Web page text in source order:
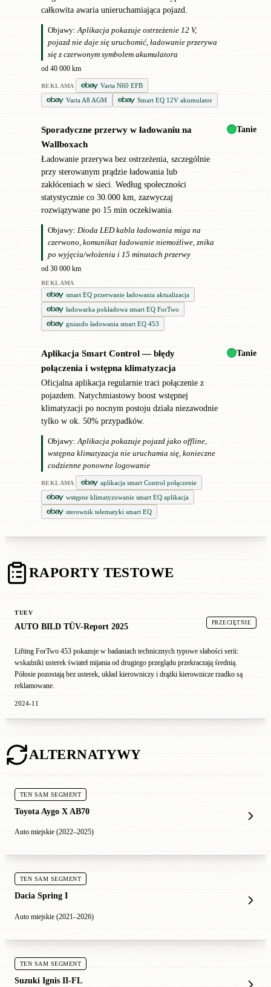
całkowita awaria unieruchamiająca pojazd.
Objawy: Aplikacja pokazuje ostrzeżenie 12 V,
pojazd nie daje się uruchomić, ładowanie przerywa
się z czerwonym symbolem akumulatora
od 40 000 km
REKLAMA
Varta N60 EFB
Varta A8 AGM
Smart EQ 12V akumulator
Sporadyczne przerwy w ładowaniu na
Wallboxach
Ładowanie przerywa bez ostrzeżenia, szczególnie
przy sterowanym prądzie ładowania lub
zakłóceniach w sieci. Według społeczności
statystycznie co 30.000 km, zazwyczaj
rozwiązywane po 15 min oczekiwania.
Objawy: Dioda LED kabla ładowania miga na
czerwono, komunikat ładowanie niemożliwe, znika
po wyjęciu/włożeniu i 15 minutach przerwy
od 30 000 km
REKLAMA
smart EQ przerwanie ładowania aktualizacja
ładowarka pokładowa smart EQ ForTwo
gniazdo ładowania smart EQ 453
Tanie
Aplikacja Smart Control — błędy
połączenia i wstępna klimatyzacja
Oficjalna aplikacja regularnie traci połączenie z
pojazdem. Natychmiastowy boost wstępnej
klimatyzacji po nocnym postoju działa niezawodnie
tylko w ok. 50% przypadków.
Objawy: Aplikacja pokazuje pojazd jako offline,
wstępna klimatyzacja nie uruchamia się, konieczne
codzienne ponowne logowanie
REKLAMA
aplikacja smart Control połączenie
wstępne klimatyzowanie smart EQ aplikacja
sterownik telematyki smart EQ
Tanie
RAPORTY TESTOWE
TUEV
AUTO BILD TÜV-Report 2025 PRZECIĘTNIE
Lifting ForTwo 453 pokazuje w badaniach technicznych typowe słabości serii:
wskaźniki usterek świateł mijania od drugiego przeglądu przekraczają średnią.
Półosie pozostają bez usterek, układ kierowniczy i drążki kierownicze rzadko są
reklamowane.
2024-11
ALTERNATYWY
TEN SAM SEGMENT
Toyota Aygo X AB70
Auto miejskie (2022–2025)
TEN SAM SEGMENT
Dacia Spring I
Auto miejskie (2021–2026)
TEN SAM SEGMENT
Suzuki Ignis II-FL